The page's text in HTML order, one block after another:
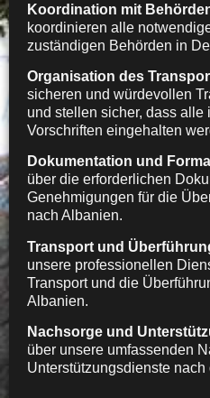
Koordination mit
koordinieren alle
zuständigen Behörden in
Organisation des
sicheren und würdevollen
und stellen sicher, dass alle
Vorschriften eingehalten
Dokumentation und
über die erforderlichen
Genehmigungen für die
nach Albanien.
Transport und
unsere professionellen
Transport und die
Albanien.
Nachsorge und
über unsere umfassenden
Unterstützungsdienste nach